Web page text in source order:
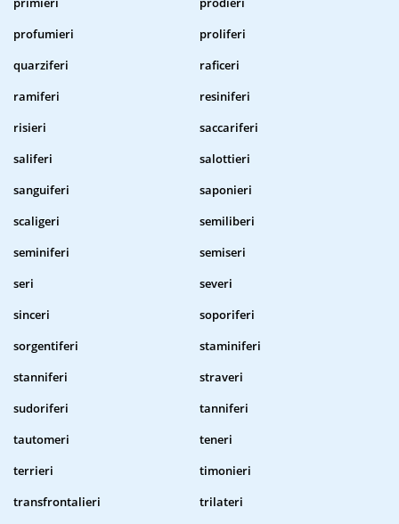
profumieri
proliferi
quarziferi
raficeri
ramiferi
resiniferi
risieri
saccariferi
saliferi
salottieri
sanguiferi
saponieri
scaligeri
semiliberi
seminiferi
semiseri
seri
severi
sinceri
soporiferi
sorgentiferi
staminiferi
stanniferi
straveri
sudoriferi
tanniferi
tautomeri
teneri
terrieri
timonieri
transfrontalieri
trilateri